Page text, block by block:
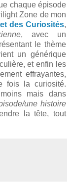
chaque épisode
Zone de mon
des Curiosités,
, avec un
le thème
un générique
et enfin les
effrayantes,
fois la curiosité.
mais dans
une histoire
la tête, tout